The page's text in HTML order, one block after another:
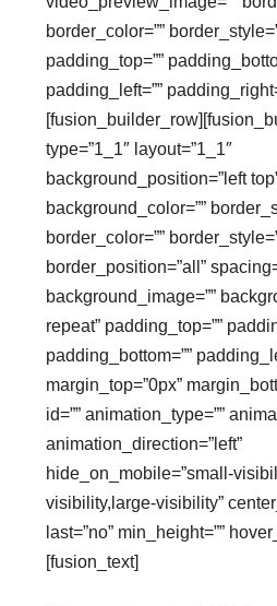
border_color=””
padding_top=””
padding_left=””
type=”1_1″ layout=”1_1″
background_position=”left
background_color=””
border_color=””
border_position=”all”
background_image=””
repeat” padding_top=””
padding_bottom=””
margin_top=”0px”
id=”” animation_type=””
animation_direction=”left”
hide_on_mobile=”small-
visibility,large-visibility”
last=”no” min_height=””
[fusion_text]